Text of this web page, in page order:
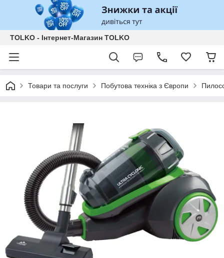
TOLKO - Інтернет-Магазин TOLKO
Товари та послуги Побутова техніка з Європи